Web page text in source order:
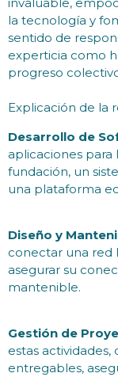
invaluable,
la tecnología y
sentido de
experticia como
progreso
Explicación de la
Desarrollo de
aplicaciones para
fundación, un
una plataforma
Diseño y
conectar una red
asegurar su
mantenible.
Gestión de
estas
entregables,